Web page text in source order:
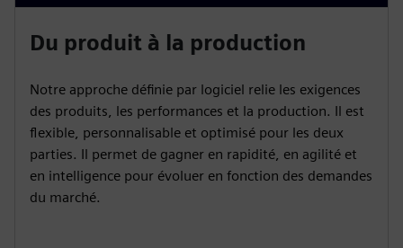
Du produit à la production
Notre approche définie par logiciel relie les exigences
des produits, les performances et la production. Il est
flexible, personnalisable et optimisé pour les deux
parties. Il permet de gagner en rapidité, en agilité et
en intelligence pour évoluer en fonction des demandes
du marché.